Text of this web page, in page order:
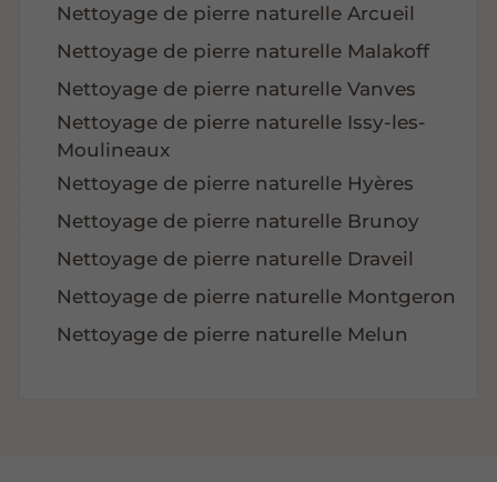
Nettoyage de pierre naturelle Arcueil
Nettoyage de pierre naturelle Malakoff
Nettoyage de pierre naturelle Vanves
Nettoyage de pierre naturelle Issy-les-
Moulineaux
Nettoyage de pierre naturelle Hyères
Nettoyage de pierre naturelle Brunoy
Nettoyage de pierre naturelle Draveil
Nettoyage de pierre naturelle Montgeron
Nettoyage de pierre naturelle Melun